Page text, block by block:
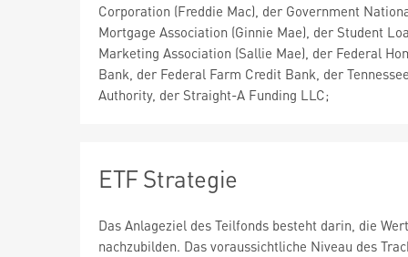
Corporation (Freddie Mac), der Government
Mortgage Association (Ginnie Mae), der Student
Marketing Association (Sallie Mae), der Federal
Bank, der Federal Farm Credit Bank, der
Authority, der Straight-A Funding LLC;
ETF Strategie
Das Anlageziel des Teilfonds besteht darin, die
nachzubilden. Das voraussichtliche Niveau des